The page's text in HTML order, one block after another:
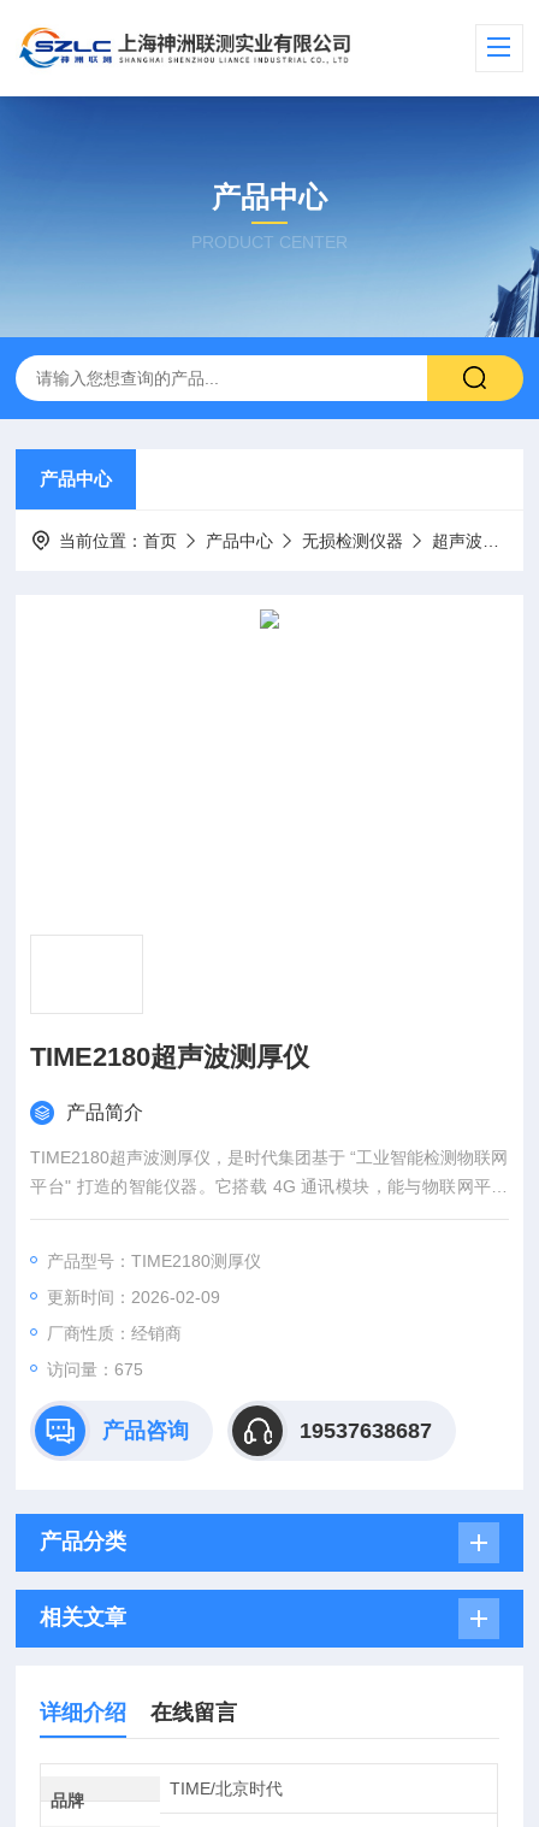
产品中心
PRODUCT CENTER
产品中心
当前位置：首页 产品中心 无损检测仪器 超声波测厚仪
TIME2180超声波测厚仪
产品简介
TIME2180超声波测厚仪，是时代集团基于 “工业智能检测物联网
平台" 打造的智能仪器。它搭载 4G 通讯模块，能与物联网平台
无缝对接。2.4 英寸彩色液晶显示屏，亮度可调节，读数清晰。
多种测量模式，支持穿越涂层测量。还能动态补偿误差，每秒最
快测量 20 次，可存 50000 个测量值，兼具在线升级与 USB 通
讯供电功能 。
产品型号：TIME2180测厚仪
更新时间：2026-02-09
厂商性质：经销商
访问量：675
产品咨询 19537638687
产品分类
相关文章
详细介绍 在线留言
品牌
TIME/北京时代